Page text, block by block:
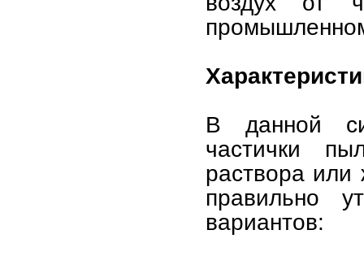
В данной
частички
раствора
правильно
вариантов: